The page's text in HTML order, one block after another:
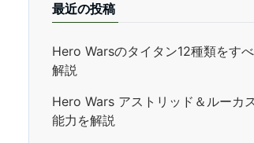
最近の投稿
Hero Warsのタイタン12種類をす
解説
Hero Wars アストリッド＆ルーカ
能力を解説